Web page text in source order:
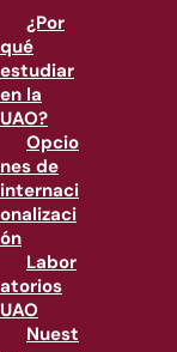
¿Por
qué
estudiar
en la
UAO?
Opcio
nes de
internaci
onalizaci
ón
Labor
atorios
UAO
Nuest